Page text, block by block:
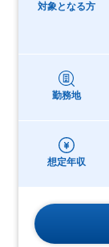
対象となる方
勤務地
想定年収